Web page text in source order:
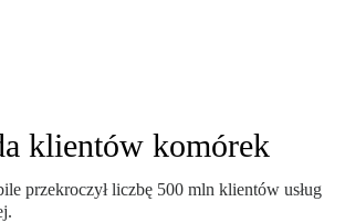
klientów komórek
przekroczył liczbę 500 mln klientów usług